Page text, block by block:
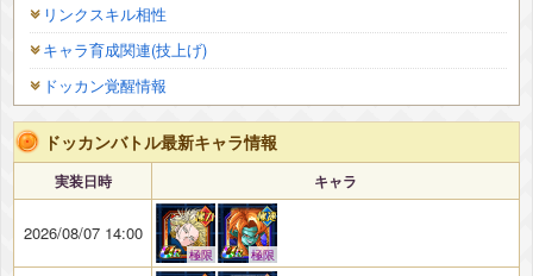
リンクスキル相性
キャラ育成関連(技上げ)
ドッカン覚醒情報
ドッカンバトル最新キャラ情報
実装日時 キャラ
2026/08/07 14:00
極限 極限